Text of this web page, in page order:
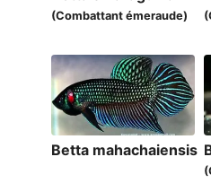
(Combattant émeraude)
Betta mahachaiensis